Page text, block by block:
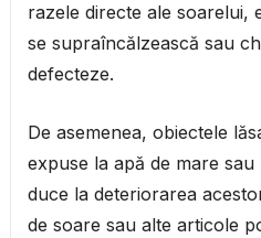
razele directe ale soarelui,
se supraîncălzească sau
defecteze.
De asemenea, obiectele
expuse la apă de mare
duce la deteriorarea
de soare sau alte articole